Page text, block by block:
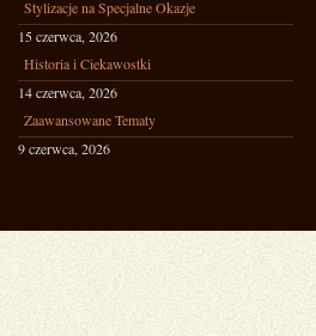
Stylizacje na Specjalne Okazje
15 czerwca, 2026
Historia i Ciekawostki
14 czerwca, 2026
Zaawansowane Tematy
9 czerwca, 2026